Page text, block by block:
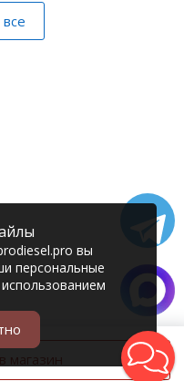
магазин
вы
персональные